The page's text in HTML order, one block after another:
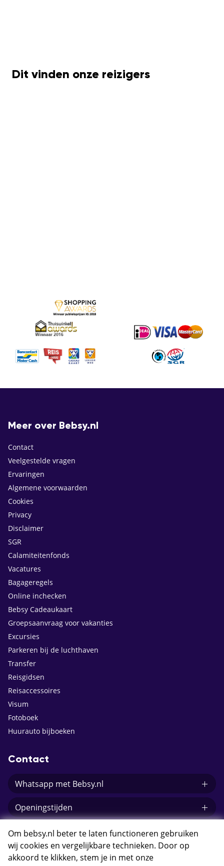
Dit vinden onze reizigers
Meer over Bebsy.nl
Contact
Veelgestelde vragen
Ervaringen
Algemene voorwaarden
Cookies
Privacy
Disclaimer
SGR
Calamiteitenfonds
Vacatures
Bagageregels
Online inchecken
Bebsy Cadeaukaart
Groepsaanvraag voor vakanties
Excursies
Parkeren bij de luchthaven
Transfer
Reisgidsen
Reisaccessoires
Visum
Fotoboek
Huurauto bijboeken
Contact
Whatsapp met Bebsy.nl
Openingstijden
E-mail Bebsy.nl
Om bebsy.nl beter te laten functioneren gebruiken
wij cookies en vergelijkbare technieken. Door op
akkoord te klikken, stem je in met onze